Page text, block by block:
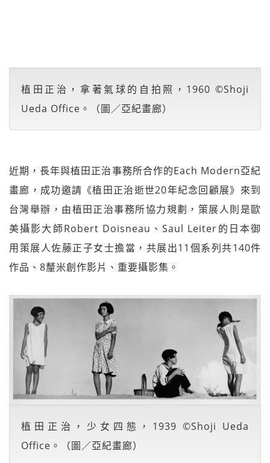
植田正治，拿著氣球的自拍照，1960 ©Shoji
Ueda Office。（圖／亞紀畫廊）
近期，長年與植田正治事務所合作的Each Modern亞紀
畫廊，成功邀請《植田正治逝世20年紀念回顧展》來到
台灣舉辦，由植田正治事務所協力規劃，策展人則是歐
美攝影大師Robert Doisneau、Saul Leiter的日本御
用策展人佐藤正子女士擔當，共展出11個系列共140件
作品、8釐米創作影片、重要攝影集。
植田正治，少女四態，1939 ©Shoji Ueda
Office。（圖／亞紀畫廊）